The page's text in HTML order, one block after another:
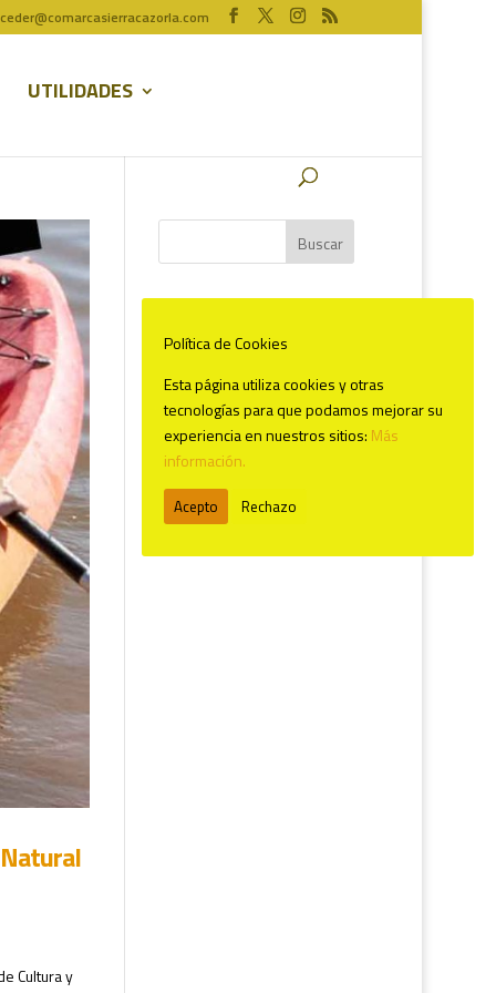
ceder@comarcasierracazorla.com
UTILIDADES
Cultura y
Comentarios recientes
Política de Cookies
Esta página utiliza cookies y otras
tecnologías para que podamos mejorar su
experiencia en nuestros sitios: Más
información.
Acepto Rechazo